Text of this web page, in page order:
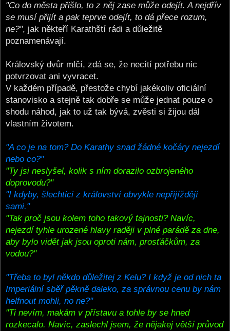
"Co do města přišlo, to z něj zase může odejít. A nejdřív
se musí přijít a pak teprve odejít, to dá přece rozum,
ne?", jak někteří Karathští rádi a důležitě
poznamenávají.
Královský dvůr mlčí, zdá se, že necítí potřebu nic
potvrzovat ani vyvracet.
V každém případě, přestože chybí jakékoliv oficiální
stanovisko a stejně tak dobře se může jednat pouze o
shodu náhod, jak to už tak bývá, zvěsti si žijou dál
vlastním životem.
"A co je na tom? Do Karathy snad žádné kočáry nejezdí
nebo co?"
"Ty jsi neslyšel, kolik s ním dorazilo ozbrojeného
doprovodu?"
"I kdyby, šlechtici z království obvykle nepřijíždějí
sami."
"Tak proč jsou kolem toho takový tajnosti? Navíc,
nejezdí tyhle urozené hlavy raději v plné parádě za dne,
aby bylo vidět jak jsou oproti nám, prosťáčkům, za
vodou?"
"Třeba to byl někdo důležitej z Kelu? I když je od nich ta
Imperiální sběř pěkně daleko, za správnou cenu by nám
helfnout mohli, no ne?"
"Ti nevím, makám v přístavu a tohle by se hned
rozkecalo. Navíc, zaslechl jsem, že nějakej větší průvod